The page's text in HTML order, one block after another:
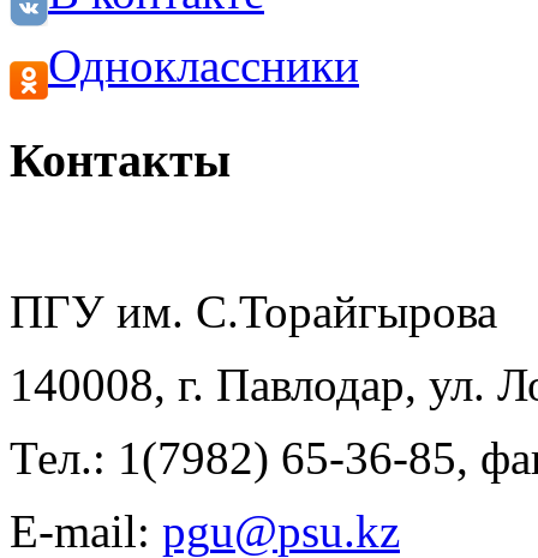
Одноклассники
Контакты
ПГУ им. С.Торайгырова
140008, г. Павлодар, ул.
Тел.: 1(7982) 65-36-85,
E-mail: